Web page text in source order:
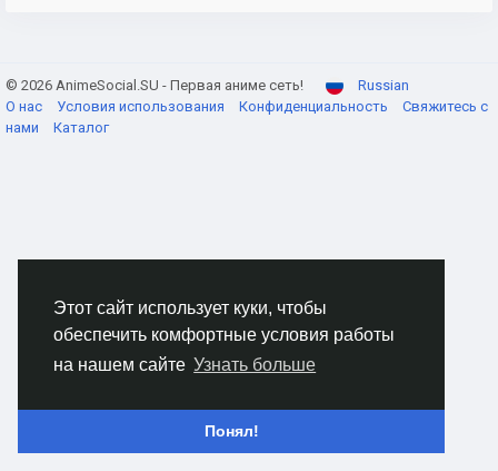
Этот сайт использует куки, чтобы
обеспечить комфортные условия работы
на нашем сайте Узнать больше
Понял!
© 2026 AnimeSocial.SU - Первая аниме сеть!
Russian
О нас
Условия использования Конфиденциальность
Свяжитесь с
нами
Каталог